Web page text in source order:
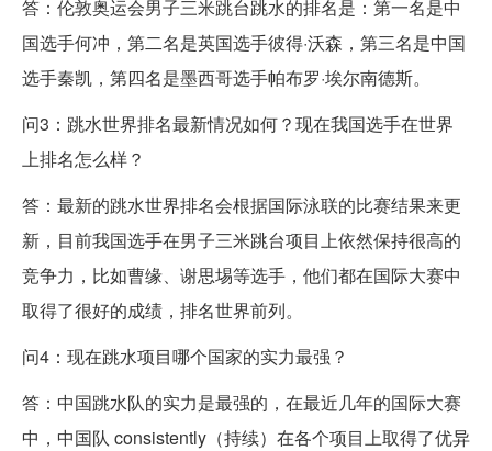
答：伦敦奥运会男子三米跳台跳水的排名是：第一名是中
国选手何冲，第二名是英国选手彼得·沃森，第三名是中国
选手秦凯，第四名是墨西哥选手帕布罗·埃尔南德斯。
问3：跳水世界排名最新情况如何？现在我国选手在世界
上排名怎么样？
答：最新的跳水世界排名会根据国际泳联的比赛结果来更
新，目前我国选手在男子三米跳台项目上依然保持很高的
竞争力，比如曹缘、谢思埸等选手，他们都在国际大赛中
取得了很好的成绩，排名世界前列。
问4：现在跳水项目哪个国家的实力最强？
答：中国跳水队的实力是最强的，在最近几年的国际大赛
中，中国队 consistently（持续）在各个项目上取得了优异